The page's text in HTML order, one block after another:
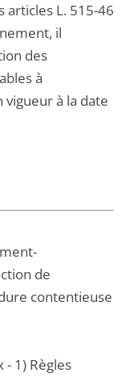
articles L. 515-46
il
des
à
à la date
de
contentieuse
1) Règles